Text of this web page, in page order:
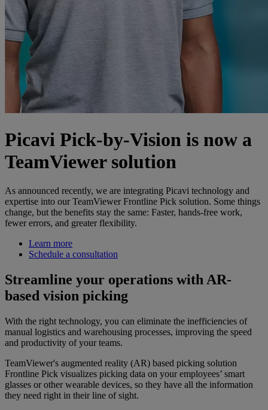
Picavi Pick-by-Vision is now a
TeamViewer solution
As announced recently, we are integrating Picavi technology and
expertise into our TeamViewer Frontline Pick solution. Some things
change, but the benefits stay the same: Faster, hands-free work,
fewer errors, and greater flexibility.
Learn more
Schedule a consultation
Streamline your operations with AR-
based vision picking
With the right technology, you can eliminate the inefficiencies of
manual logistics and warehousing processes, improving the speed
and productivity of your teams.
TeamViewer's augmented reality (AR) based picking solution
Frontline Pick visualizes picking data on your employees’ smart
glasses or other wearable devices, so they have all the information
they need right in their line of sight.